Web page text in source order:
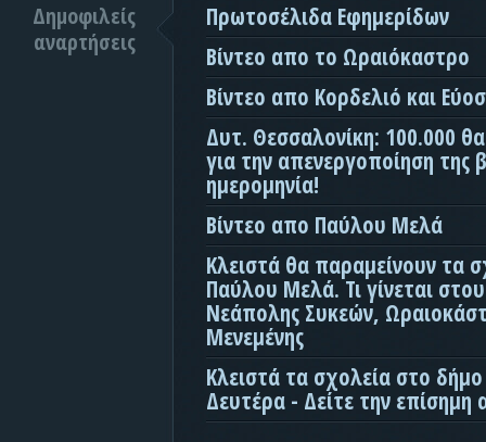
Δημοφιλείς
αναρτήσεις
Πρωτοσέλιδα Εφημερίδων
Βίντεο απο το Ωραιόκαστρο
Βίντεο απο Κορδελιό και
Δυτ. Θεσσαλονίκη: 100.000
για την απενεργοποίηση της
ημερομηνία!
Βίντεο απο Παύλου Μελά
Κλειστά θα παραμείνουν τα
Παύλου Μελά. Τι γίνεται
Νεάπολης Συκεών,
Μενεμένης
Κλειστά τα σχολεία στο
Δευτέρα - Δείτε την επίσημη